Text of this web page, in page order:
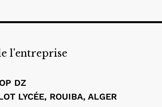
l'entreprise
DZ
LYCÉE, ROUIBA, ALGER